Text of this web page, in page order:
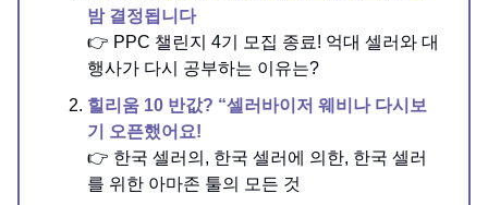
밤 결정됩니다
👉 PPC 챌린지 4기 모집 종료! 억대 셀러와 대
행사가 다시 공부하는 이유는?
힐리움 10 반값? “셀러바이저 웨비나 다시보
기 오픈했어요!
👉 한국 셀러의, 한국 셀러에 의한, 한국 셀러
를 위한 아마존 툴의 모든 것